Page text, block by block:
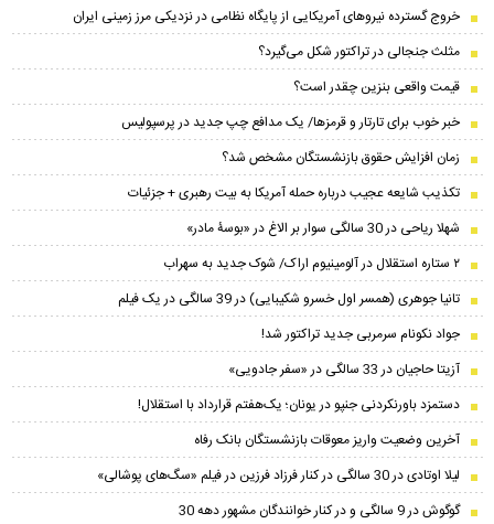
خروج گسترده نیروهای آمریکایی از پایگاه نظامی در نزدیکی مرز زمینی ایران
مثلث جنجالی در تراکتور شکل می‌گیرد؟
قیمت واقعی بنزین چقدر است؟
خبر خوب برای تارتار و قرمزها/ یک مدافع چپ جدید در پرسپولیس
زمان افزایش حقوق بازنشستگان مشخص شد؟
تکذیب شایعه عجیب درباره حمله آمریکا به بیت رهبری + جزئیات
شهلا ریاحی در 30 سالگی سوار بر الاغ در «بوسۀ مادر»
۲ ستاره استقلال در آلومینیوم اراک/ شوک جدید به سهراب
تانیا جوهری (همسر اول خسرو شکیبایی) در 39 سالگی در یک فیلم
جواد نکونام سرمربی جدید تراکتور شد!
آزیتا حاجیان در 33 سالگی در «سفر جادویی»
دستمزد باورنکردنی جنپو در یونان؛ یک‌هفتم قرارداد با استقلال!
آخرین وضعیت واریز معوقات بازنشستگان بانک رفاه
لیلا اوتادی در 30 سالگی در کنار فرزاد فرزین در فیلم «سگ‌های پوشالی»
گوگوش در 9 سالگی و در کنار خوانندگان مشهور دهه 30